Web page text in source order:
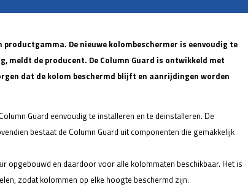
De nieuwe kolombeschermer is eenvoudig te
meldt de producent. De Column Guard is ontwikkeld met
dat de kolom beschermd blijft en aanrijdingen worden
Guard eenvoudig te installeren en te deinstalleren. De
bestaat de Column Guard uit componenten die gemakkelijk
opgebouwd en daardoor voor alle kolommaten beschikbaar. Het is
zodat kolommen op elke hoogte beschermd zijn.